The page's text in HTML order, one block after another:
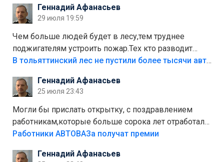
лежала в парке и испортилась.Да еще,видимо,часть
украли.
Геннадий Афанасьев
29 июля 19:59
Чем больше людей будет в лесу,тем труднее
поджигателям устроить пожар.Тех кто разводит
костры,тех надо безбожно штрафовать.Камер полно
Штрафы мизерные.
В тольяттинский лес не пустили более тысячи автомобилей
Геннадий Афанасьев
25 июля 23:43
Могли бы прислать открытку, с поздравлением
работникам,которые больше сорока лет отработали
на предприятии.
Работники АВТОВАЗа получат премии
Геннадий Афанасьев